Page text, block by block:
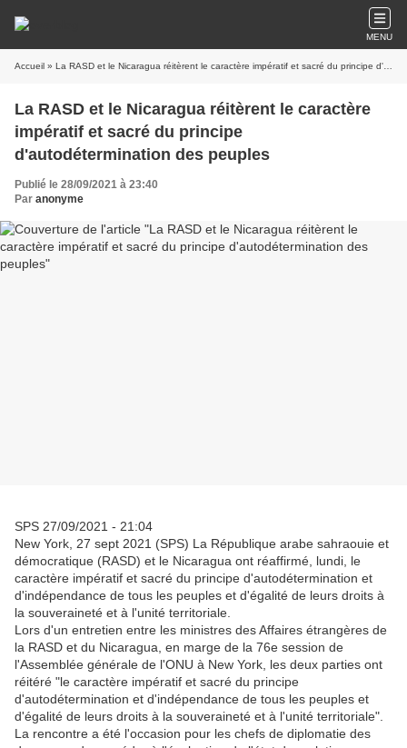
MENU
Accueil » La RASD et le Nicaragua réitèrent le caractère impératif et sacré du principe d'autodétermination des peuples
La RASD et le Nicaragua réitèrent le caractère
impératif et sacré du principe
d'autodétermination des peuples
Publié le 28/09/2021 à 23:40
Par anonyme
SPS 27/09/2021 - 21:04
New York, 27 sept 2021 (SPS) La République arabe sahraouie et
démocratique (RASD) et le Nicaragua ont réaffirmé, lundi, le
caractère impératif et sacré du principe d'autodétermination et
d'indépendance de tous les peuples et d'égalité de leurs droits à
la souveraineté et à l'unité territoriale.
Lors d'un entretien entre les ministres des Affaires étrangères de
la RASD et du Nicaragua, en marge de la 76e session de
l'Assemblée générale de l'ONU à New York, les deux parties ont
réitéré "le caractère impératif et sacré du principe
d'autodétermination et d'indépendance de tous les peuples et
d'égalité de leurs droits à la souveraineté et à l'unité territoriale".
La rencontre a été l'occasion pour les chefs de diplomatie des